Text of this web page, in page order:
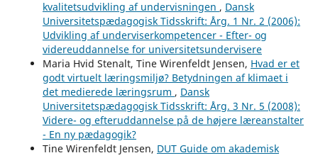
kvalitetsudvikling af undervisningen , Dansk
Universitetspædagogisk Tidsskrift: Årg. 1 Nr. 2 (2006):
Udvikling af underviserkompetencer - Efter- og
videreuddannelse for universitetsundervisere
Maria Hvid Stenalt, Tine Wirenfeldt Jensen, Hvad er et
godt virtuelt læringsmiljø? Betydningen af klimaet i
det medierede læringsrum , Dansk
Universitetspædagogisk Tidsskrift: Årg. 3 Nr. 5 (2008):
Videre- og efteruddannelse på de højere læreanstalter
- En ny pædagogik?
Tine Wirenfeldt Jensen, DUT Guide om akademisk